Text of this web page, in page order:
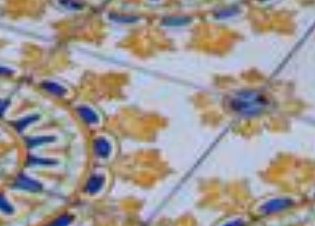
"Posizione perfetta per visitare Roma senza essere nel
— Maria S., Milano (Settembre 2024)
"Hotel elegante e curato nei dettagli. La camera era
— John D., Londra (Ottobre 2024)
"Abbiamo apprezzato molto l'atmosfera tranquilla e il
— Sophie L., Parigi (Agosto 2024)
DOMANDE FREQUENTI (FAQ)